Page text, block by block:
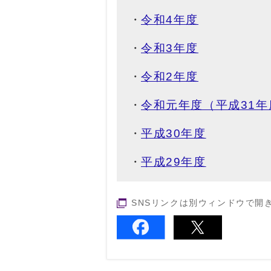
令和4年度
令和3年度
令和2年度
令和元年度（平成31年
平成30年度
平成29年度
SNSリンクは別ウィンドウで開